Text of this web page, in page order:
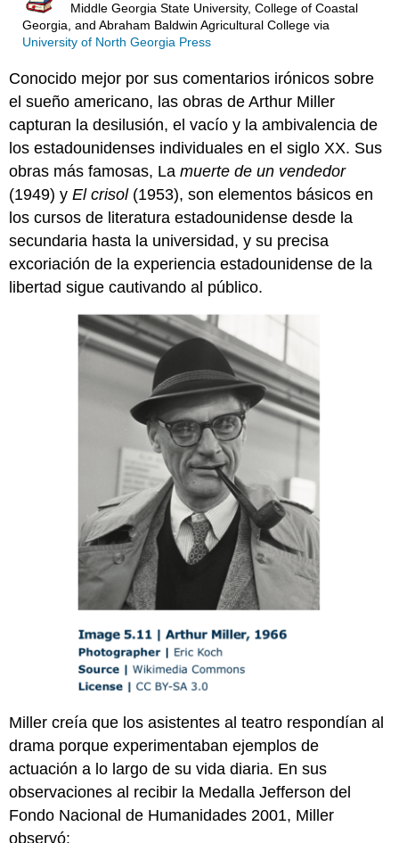
Middle Georgia State University, College of Coastal
Georgia, and Abraham Baldwin Agricultural Collegevia
University of North Georgia Press
Conocido mejor por sus comentarios irónicos sobre
el sueño americano, las obras de Arthur Miller
capturan la desilusión, el vacío y la ambivalencia de
los estadounidenses individuales en el siglo XX. Sus
obras más famosas, Lamuerte de un vendedor
(1949) yEl crisol(1953), son elementos básicos en
los cursos de literatura estadounidense desde la
secundaria hasta la universidad, y su precisa
excoriación de la experiencia estadounidense de la
libertad sigue cautivando al público.
Miller creía que los asistentes al teatro respondían al
drama porque experimentaban ejemplos de
actuación a lo largo de su vida diaria. En sus
observaciones al recibir la Medalla Jefferson del
Fondo Nacional de Humanidades 2001, Miller
observó: